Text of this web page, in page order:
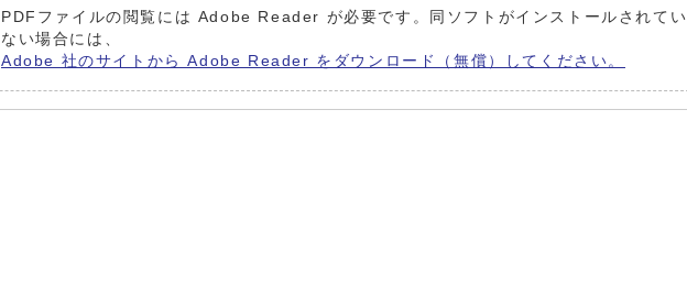
PDFファイルの閲覧には Adobe Reader が必要です。同ソフトがインストールされてい
ない場合には、
Adobe 社のサイトから Adobe Reader をダウンロード（無償）してください。